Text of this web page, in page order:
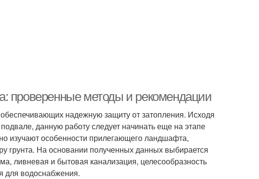
проверенные методы и рекомендации
надежную защиту от затопления. Исходя
данную работу следует начинать еще на этапе
изучают особенности прилегающего ландшафта,
грунта. На основании полученных данных выбирается
ливневая и бытовая канализация, целесообразность
для водоснабжения.